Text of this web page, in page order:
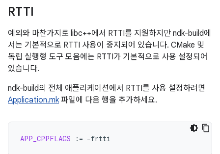
RTTI
예외와 마찬가지로 libc++에서 RTTI를 지원하지만 ndk-build에
서는 기본적으로 RTTI 사용이 중지되어 있습니다. CMake 및
독립 실행형 도구 모음에는 RTTI가 기본적으로 사용 설정되어
있습니다.
ndk-build의 전체 애플리케이션에서 RTTI를 사용 설정하려면
Application.mk파일에 다음 행을 추가하세요.
APP_CPPFLAGS :=